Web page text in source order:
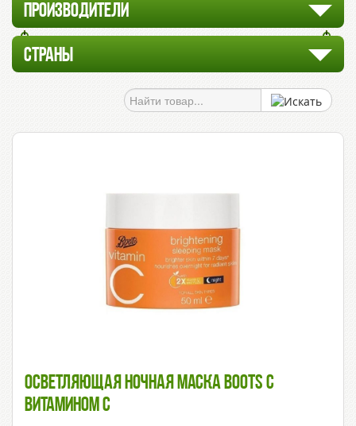
ПРОИЗВОДИТЕЛИ
СТРАНЫ
Осветляющая Ночная Маска Boots С
Витамином С